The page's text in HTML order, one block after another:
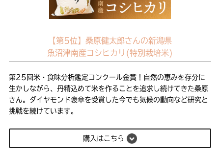
【第5位】桑原健太郎さんの新潟県
魚沼津南産コシヒカリ(特別栽培米)
第25回米・食味分析鑑定コンクール金賞！自然の恵みを存分に
生かしながら、丹精込めて米を作ることを追求し続けてきた桑原
さん。ダイヤモンド褒章を受賞した今でも気候の動向など研究と
挑戦を続けています。
購入はこちら